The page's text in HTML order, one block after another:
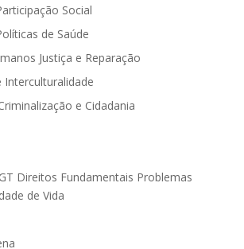
Social
de Saúde
Justiça e Reparação
Interculturalidade
e Cidadania
Direitos Fundamentais Problemas
de Vida